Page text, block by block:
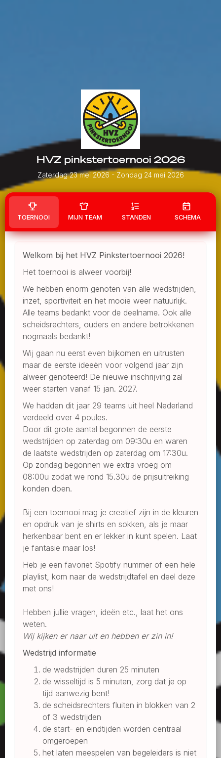
HVZ pinkstertoernooi 2026
Zaterdag 23 mei 2026 - Zondag 24 mei 2026
TOERNOOI MIJN TEAM STANDEN SCHEMA
Welkom bij het HVZ Pinkstertoernooi 2026!
Het toernooi is alweer voorbij!
We hebben enorm genoten van alle wedstrijden,
inzet, sportiviteit en het mooie weer natuurlijk.
Alle teams bedankt voor de deelname. Ook alle
scheidsrechters, ouders en andere betrokkenen
nogmaals bedankt!
Wij gaan nu eerst even bijkomen en uitrusten
maar de eerste ideeën voor volgend jaar zijn
alweer genoteerd! De nieuwe inschrijving zal
weer starten vanaf 15 jan. 2027.
We hadden dit jaar 29 teams uit heel Nederland
verdeeld over 4 poules.
Door dit grote aantal begonnen de eerste
wedstrijden op zaterdag om 09:30u en waren
de laatste wedstrijden op zaterdag om 17:30u.
Op zondag begonnen we extra vroeg om
08:00u zodat we rond 15.30u de prijsuitreiking
konden doen.
Bij een toernooi mag je creatief zijn in de kleuren
en opdruk van je shirts en sokken, als je maar
herkenbaar bent en er lekker in kunt spelen. Laat
je fantasie maar los!
Heb je een favoriet Spotify nummer of een hele
playlist, kom naar de wedstrijdtafel en deel deze
met ons!
Hebben jullie vragen, ideën etc., laat het ons
weten.
Wij kijken er naar uit en hebben er zin in!
Wedstrijd informatie
de wedstrijden duren 25 minuten
de wisseltijd is 5 minuten, zorg dat je op
tijd aanwezig bent!
de scheidsrechters fluiten in blokken van 2
of 3 wedstrijden
de start- en eindtijden worden centraal
omgeroepen
het laten meespelen van begeleiders is niet